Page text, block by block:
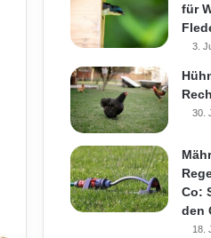
für
3.
30.
Co:
den
18.